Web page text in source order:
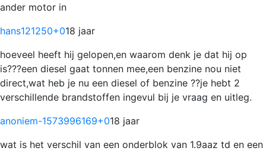
ander motor in
hans121250+018 jaar
hoeveel heeft hij gelopen,en waarom denk je dat hij op
is???een diesel gaat tonnen mee,een benzine nou niet
direct,wat heb je nu een diesel of benzine ??je hebt 2
verschillende brandstoffen ingevul bij je vraag en uitleg.
anoniem-1573996169+018 jaar
wat is het verschil van een onderblok van 1.9aaz td en een